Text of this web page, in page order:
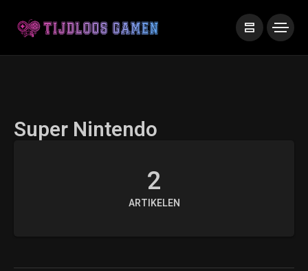
Super Nintendo
2
ARTIKELEN